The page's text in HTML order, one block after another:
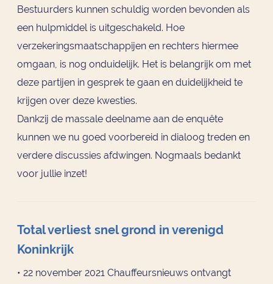
Bestuurders kunnen schuldig worden bevonden als
een hulpmiddel is uitgeschakeld. Hoe
verzekeringsmaatschappijen en rechters hiermee
omgaan, is nog onduidelijk. Het is belangrijk om met
deze partijen in gesprek te gaan en duidelijkheid te
krijgen over deze kwesties.
Dankzij de massale deelname aan de enquête
kunnen we nu goed voorbereid in dialoog treden en
verdere discussies afdwingen. Nogmaals bedankt
voor jullie inzet!
Total verliest snel grond in verenigd
Koninkrijk
• 22 november 2021 Chauffeursnieuws ontvangt